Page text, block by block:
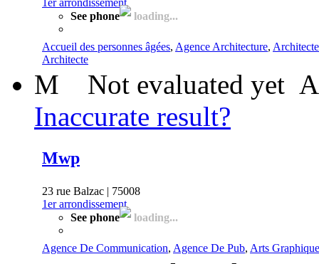
See phone
loading...
Accueil des personnes âgées, Agence Architecture, Architecte
Architecte
M Not evaluated yet
Inaccurate result?
Mwp
23 rue Balzac | 75008
1er arrondissement
See phone
loading...
Agence De Communication, Agence De Pub, Arts